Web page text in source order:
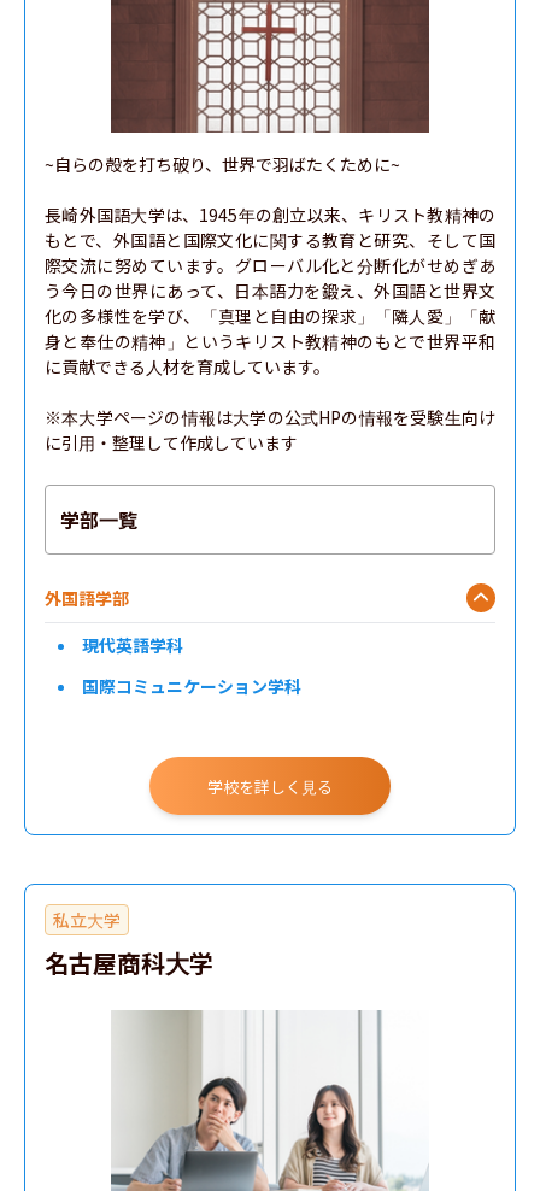
~自らの殻を打ち破り、世界で羽ばたくために~
長崎外国語大学は、1945年の創立以来、キリスト教精神の
もとで、外国語と国際文化に関する教育と研究、そして国
際交流に努めています。グローバル化と分断化がせめぎあ
う今日の世界にあって、日本語力を鍛え、外国語と世界文
化の多様性を学び、「真理と自由の探求」「隣人愛」「献
身と奉仕の精神」というキリスト教精神のもとで世界平和
に貢献できる人材を育成しています。
※本大学ページの情報は大学の公式HPの情報を受験生向け
に引用・整理して作成しています
学部一覧
外国語学部
現代英語学科
国際コミュニケーション学科
学校を詳しく見る
私立大学
名古屋商科大学